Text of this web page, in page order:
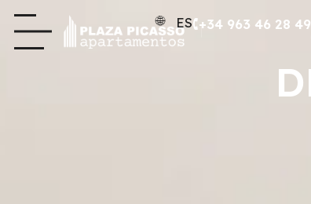
ES +34 963 46 28 49